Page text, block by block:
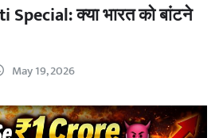
क्या भारत को बांटने
May 19, 2026